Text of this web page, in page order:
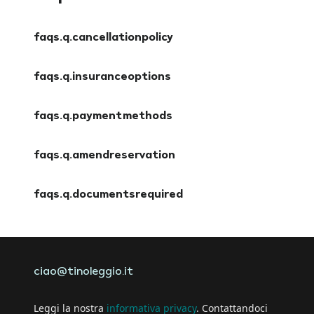
faqs.q.cancellationpolicy
faqs.q.insuranceoptions
faqs.q.paymentmethods
faqs.q.amendreservation
faqs.q.documentsrequired
ciao@tinoleggio.it
Leggi la nostra informativa privacy. Contattandoci